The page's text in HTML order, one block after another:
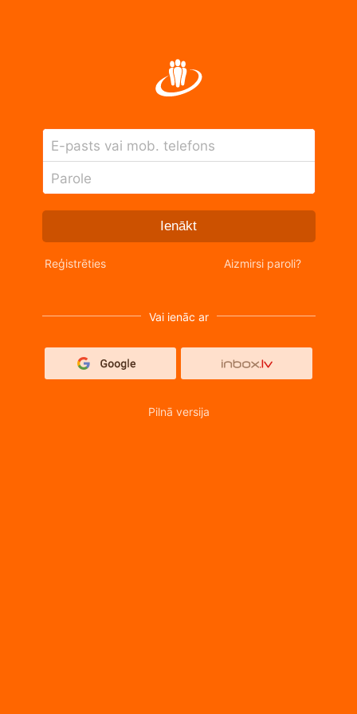
E-pasts vai mob. telefons
Parole
Ienākt
Reģistrēties Aizmirsi paroli?
Vai ienāc ar
Pilnā versija